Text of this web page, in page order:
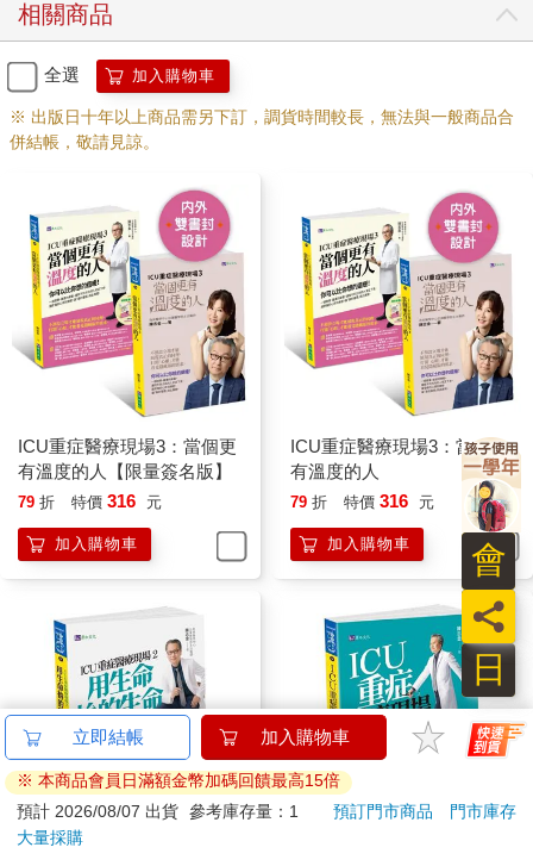
相關商品
全選 加入購物車
※ 出版日十年以上商品需另下訂，調貨時間較長，無法與一般商品合
併結帳，敬請見諒。
ICU重症醫療現場3：當個更
有溫度的人【限量簽名版】
79 折 特價 316 元
加入購物車
ICU重症醫療現場3：當個更
有溫度的人
79 折 特價 316 元
加入購物車
立即結帳 加入購物車
※ 本商品會員日滿額金幣加碼回饋最高15倍
預計 2026/08/07 出貨 參考庫存量：1 預訂門市商品
門市庫存
大量採購
日
員